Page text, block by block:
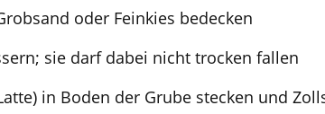
oder Feinkies bedecken
sie darf dabei nicht trocken fallen
in Boden der Grube stecken und